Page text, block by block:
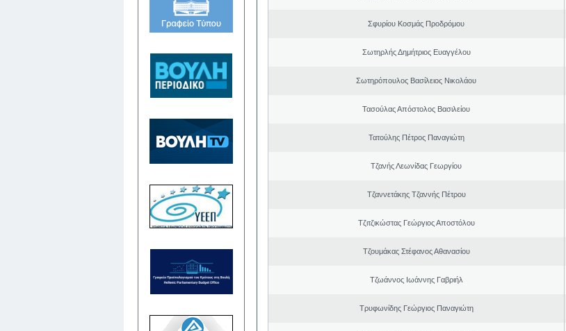
Σφυρίου Κοσμάς Προδρόμου
Σωτηρλής Δημήτριος Ευαγγέλου
Σωτηρόπουλος Βασίλειος Νικολάου
Τασούλας Απόστολος Βασιλείου
Τατούλης Πέτρος Παναγιώτη
Τζανής Λεωνίδας Γεωργίου
Τζαννετάκης Τζαννής Πέτρου
Τζιτζικώστας Γεώργιος Αποστόλου
Τζουμάκας Στέφανος Αθανασίου
Τζωάννος Ιωάννης Γαβριήλ
Τρυφωνίδης Γεώργιος Παναγιώτη